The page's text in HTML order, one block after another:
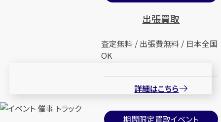
出張買取
査定無料 / 出張費無料 / 日本全国
OK
詳細はこちら
期間限定買取イベント